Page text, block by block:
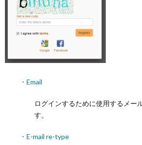
・Email
ログインするために使用するメー
す。
・E-mail re-type